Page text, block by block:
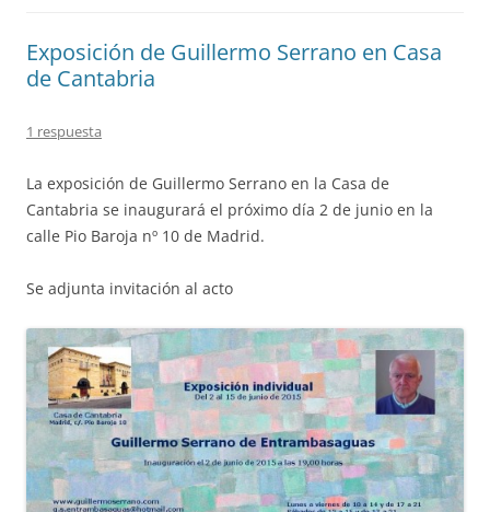
Exposición de Guillermo Serrano en Casa
de Cantabria
1 respuesta
La exposición de Guillermo Serrano en la Casa de
Cantabria se inaugurará el próximo día 2 de junio en la
calle Pio Baroja nº 10 de Madrid.
Se adjunta invitación al acto